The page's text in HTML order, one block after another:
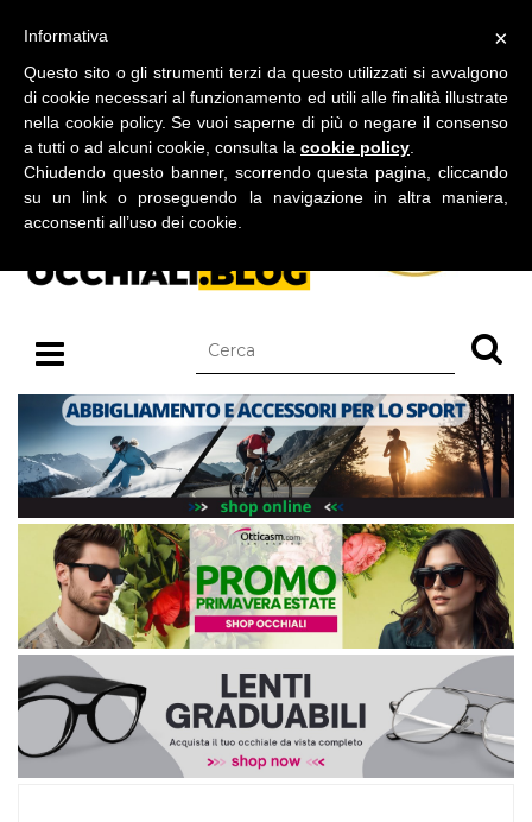
BLOG SU OCCHIALI DA SOLE E OCCHIALI DA VISTA
×
Informativa
Questo sito o gli strumenti terzi da questo utilizzati si avvalgono
di cookie necessari al funzionamento ed utili alle finalità illustrate
nella cookie policy. Se vuoi saperne di più o negare il consenso
a tutti o ad alcuni cookie, consulta la cookie policy
Chiudendo questo banner, scorrendo questa pagina, cliccando
su un link o proseguendo la navigazione in altra maniera,
acconsenti all’uso dei cookie.